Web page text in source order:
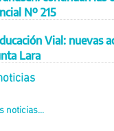
Nº 215
Vial: nuevas
Lara
noticias...